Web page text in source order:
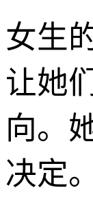
女生
让她
向。
决定